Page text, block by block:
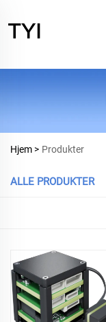
Hjem > Produkter
ALLE PRODUKTER